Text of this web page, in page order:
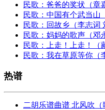
民歌：爸爸的奖状（章
民歌：中国有个武当山
民歌：回故乡（李志词
民歌：妈妈的歌声（邓
民歌：上走！上走！（
民歌：我在草原等你（
热谱
二胡乐谱曲谱 北风吹（